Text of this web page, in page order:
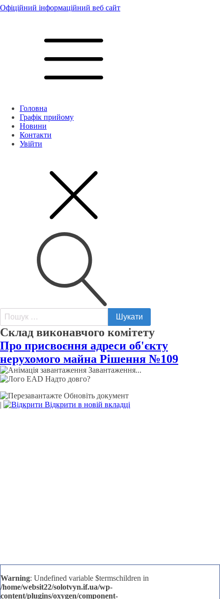
Офіційний інформаційний веб сайт
Головна
Графік прийому
Новини
Контакти
Увійти
Пошук:
Склад виконавчого комітету
Про присвоєння адреси об'єкту
нерухомого майна Рішення №109
Завантаження...
Надто довго?
Обновіть документ
|
Відкрити в новій вкладці
Warning: Undefined variable $termschildren in
/home/websit22/solotvyn.if.ua/wp-
content/plugins/oxygen/component-